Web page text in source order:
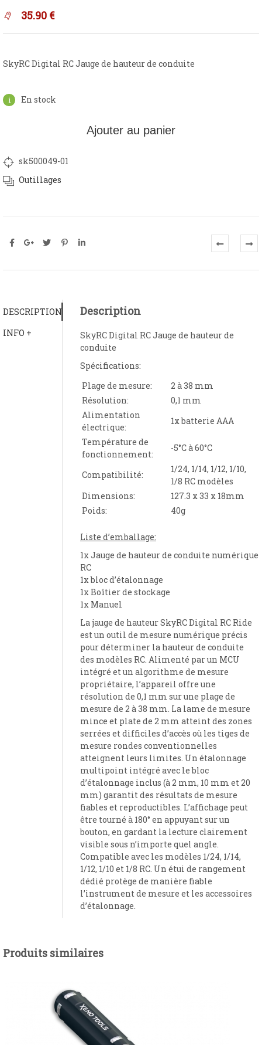
35.90 €
SkyRC Digital RC Jauge de hauteur de conduite
En stock
Ajouter au panier
sk500049-01
Outillages
DESCRIPTION
INFO +
Description
SkyRC Digital RC Jauge de hauteur de
conduite
Spécifications:
Plage de mesure:
2 à 38 mm
Résolution:
0,1 mm
Alimentation
électrique:
1x batterie AAA
Température de
fonctionnement:
-5°C à 60°C
Compatibilité:
1/24, 1/14, 1/12, 1/10,
1/8 RC modèles
Dimensions:
127.3 x 33 x 18mm
Poids:
40g
Liste d’emballage:
1x Jauge de hauteur de conduite numérique
RC
1x bloc d’étalonnage
1x Boîtier de stockage
1x Manuel
La jauge de hauteur SkyRC Digital RC Ride
est un outil de mesure numérique précis
pour déterminer la hauteur de conduite
des modèles RC. Alimenté par un MCU
intégré et un algorithme de mesure
propriétaire, l’appareil offre une
résolution de 0,1 mm sur une plage de
mesure de 2 à 38 mm. La lame de mesure
mince et plate de 2 mm atteint des zones
serrées et difficiles d’accès où les tiges de
mesure rondes conventionnelles
atteignent leurs limites. Un étalonnage
multipoint intégré avec le bloc
d’étalonnage inclus (à 2 mm, 10 mm et 20
mm) garantit des résultats de mesure
fiables et reproductibles. L’affichage peut
être tourné à 180° en appuyant sur un
bouton, en gardant la lecture clairement
visible sous n’importe quel angle.
Compatible avec les modèles 1/24, 1/14,
1/12, 1/10 et 1/8 RC. Un étui de rangement
dédié protège de manière fiable
l’instrument de mesure et les accessoires
d’étalonnage.
Produits similaires